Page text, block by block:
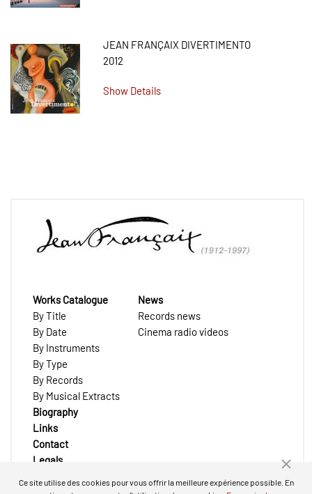
JEAN FRANÇAIX DIVERTIMENTO
2012
Show Details
Works Catalogue
By Title
By Date
By Instruments
By Type
By Records
By Musical Extracts
News
Records news
Cinema radio videos
Biography
Links
Contact
Legals
Ce site utilise des cookies pour vous offrir la meilleure expérience possible. En